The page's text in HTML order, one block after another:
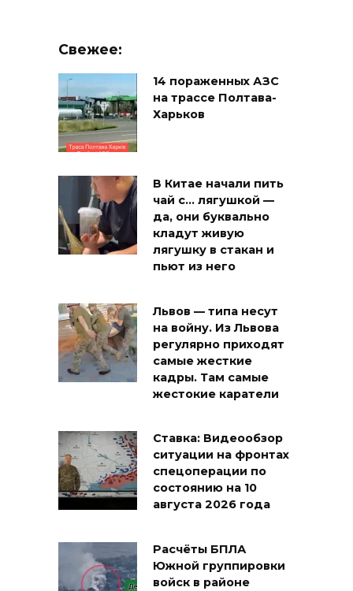
Свежее:
14 пораженных АЗС
на трассе Полтава-
Харьков
В Китае начали пить
чай с… лягушкой —
да, они буквально
кладут живую
лягушку в стакан и
пьют из него
Львов — типа несут
на войну. Из Львова
регулярно приходят
самые жесткие
кадры. Там самые
жестокие каратели
Ставка: Видеообзор
ситуации на фронтах
спецоперации по
состоянию на 10
августа 2026 года
Расчёты БПЛА
Южной группировки
войск в районе